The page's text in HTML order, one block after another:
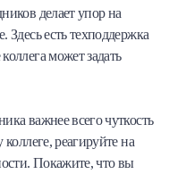
делает упор на
Здесь есть техподдержка
может задать
важнее всего чуткость
реагируйте на
Покажите, что вы